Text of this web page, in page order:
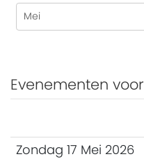
Evenementen voor
Zondag 17 Mei 2026